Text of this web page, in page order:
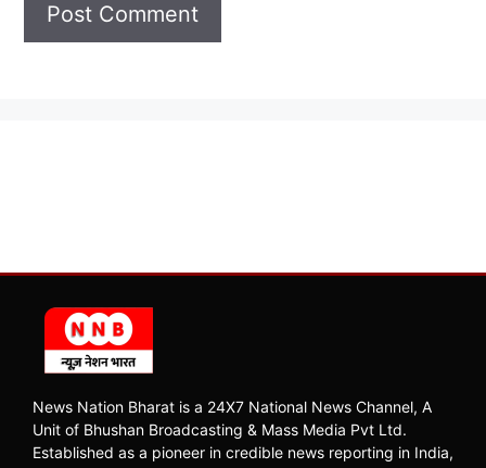
News Nation Bharat is a 24X7 National News Channel, A
Unit of Bhushan Broadcasting & Mass Media Pvt Ltd.
Established as a pioneer in credible news reporting in India,